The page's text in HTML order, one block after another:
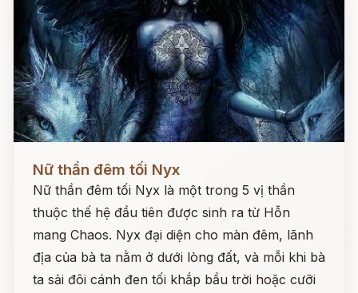
Nữ thần đêm tối Nyx
Nữ thần đêm tối Nyx là một trong 5 vị thần
thuộc thế hệ đầu tiên được sinh ra từ Hỗn
mang Chaos. Nyx đại diện cho màn đêm, lãnh
địa của bà ta nằm ở dưới lòng đất, và mỗi khi bà
ta sải đôi cánh đen tối khắp bầu trời hoặc cưỡi